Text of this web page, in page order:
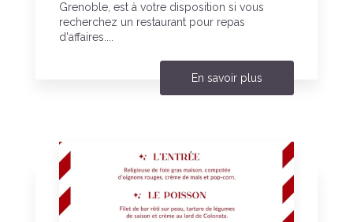
Grenoble, est à votre disposition si vous
recherchez un restaurant pour repas
d'affaires....
En savoir plus